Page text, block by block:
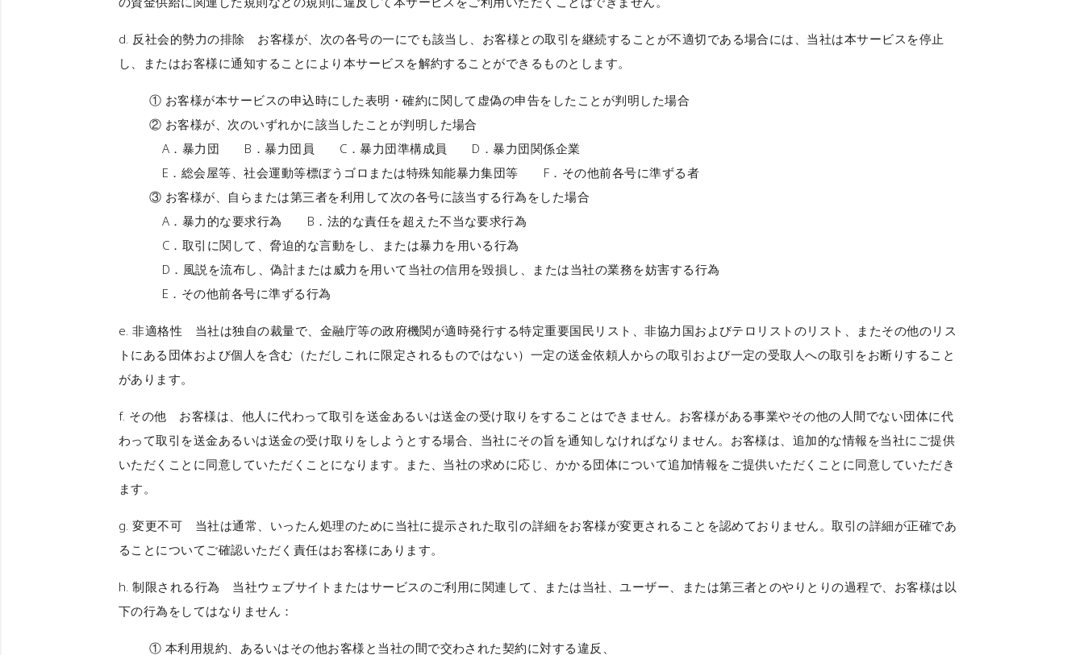
d. 反社会的勢力の排除 お客様が、次の各号の一にでも該当し、お客様との取引を継続することが不適切である場合には、当社は本サービスを停止
し、またはお客様に通知することにより本サービスを解約することができるものとします。
① お客様が本サービスの申込時にした表明・確約に関して虚偽の申告をしたことが判明した場合
② お客様が、次のいずれかに該当したことが判明した場合
A．暴力団 B．暴力団員 C．暴力団準構成員 D．暴力団関係企業
E．総会屋等、社会運動等標ぼうゴロまたは特殊知能暴力集団等 F．その他前各号に準ずる者
③ お客様が、自らまたは第三者を利用して次の各号に該当する行為をした場合
A．暴力的な要求行為 B．法的な責任を超えた不当な要求行為
C．取引に関して、脅迫的な言動をし、または暴力を用いる行為
D．風説を流布し、偽計または威力を用いて当社の信用を毀損し、または当社の業務を妨害する行為
E．その他前各号に準ずる行為
e.非適格性 当社は独自の裁量で、金融庁等の政府機関が適時発行する特定重要国民リスト、非協力国およびテロリストのリスト、またその他のリス
トにある団体および個人を含む（ただしこれに限定されるものではない）一定の送金依頼人からの取引および一定の受取人への取引をお断りすること
があります。
f. その他 お客様は、他人に代わって取引を送金あるいは送金の受け取りをすることはできません。お客様がある事業やその他の人間でない団体に代
わって取引を送金あるいは送金の受け取りをしようとする場合、当社にその旨を通知しなければなりません。お客様は、追加的な情報を当社にご提供
いただくことに同意していただくことになります。また、当社の求めに応じ、かかる団体について追加情報をご提供いただくことに同意していただき
ます。
g.変更不可 当社は通常、いったん処理のために当社に提示された取引の詳細をお客様が変更されることを認めておりません。取引の詳細が正確であ
ることについてご確認いただく責任はお客様にあります。
h.制限される行為 当社ウェブサイトまたはサービスのご利用に関連して、または当社、ユーザー、または第三者とのやりとりの過程で、お客様は以
下の行為をしてはなりません：
① 本利用規約、あるいはその他お客様と当社の間で交わされた契約に対する違反、